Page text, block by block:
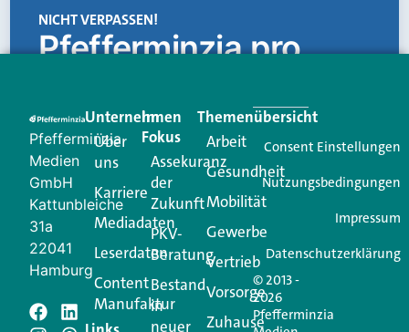
NICHT VERPASSEN!
Pfefferminzia.pro
Creator für Ihre Kundenkommunikation. Alles, was
Ihren Vertriebsalltag leichter macht. Mit nur einem
Login.
Jetzt anmelden
Pfefferminzia
Medien
GmbH
Kattunbleiche
31a
22041
Hamburg
Unternehmen
Über
uns
Karriere
Mediadaten
Leserdaten
Content
Manufaktur
Im
Fokus
Assekuranz
der
Zukunft
PKV-
Beratung
Bestand
in
neuer
Themenübersicht
Arbeit
Gesundheit
Mobilität
Gewerbe
Vertrieb
Vorsorge
Zuhause
© 2013 -
2026
Pfefferminzia
Consent Einstellungen
Nutzungsbedingungen
Impressum
Datenschutzerklärung